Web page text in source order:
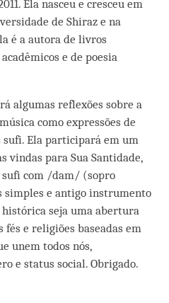
Ela nasceu e cresceu em
de Shiraz e na
é a autora de livros
e de poesia
algumas reflexões sobre a
como expressões de
Ela participará em um
vindas para Sua Santidade,
sufi com /dam/ (sopro
simples e antigo instrumento
histórica seja uma abertura
fés e religiões baseadas em
unem todos nós,
e status social. Obrigado.